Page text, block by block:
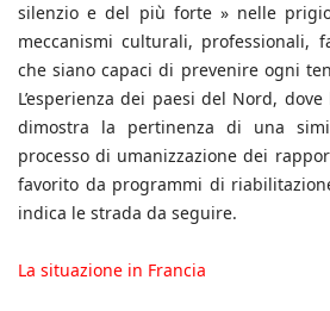
silenzio e del più forte » nelle
meccanismi culturali, professionali,
che siano capaci di prevenire ogni
L’esperienza dei paesi del Nord,
dimostra la pertinenza di una
processo di umanizzazione dei
favorito da programmi di
indica le strada da seguire.
La situazione in Francia